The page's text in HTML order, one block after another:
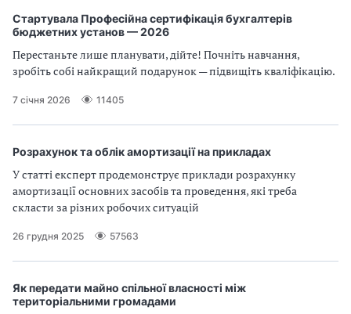
Стартувала Професійна сертифікація бухгалтерів
бюджетних установ — 2026
Перестаньте лише планувати, дійте! Почніть навчання,
зробіть собі найкращий подарунок — підвищіть кваліфікацію.
7 січня 2026 11405
Розрахунок та облік амортизації на прикладах
У статті експерт продемонструє приклади розрахунку
амортизації основних засобів та проведення, які треба
скласти за різних робочих ситуацій
26 грудня 2025 57563
Як передати майно спільної власності між
територіальними громадами